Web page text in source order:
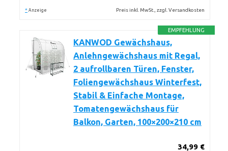
* Anzeige Preis inkl. MwSt., zzgl. Versandkosten
EMPFEHLUNG
KANWOD Gewächshaus,
Anlehngewächshaus mit Regal,
2 aufrollbaren Türen, Fenster,
Foliengewächshaus Winterfest,
Stabil & Einfache Montage,
Tomatengewächshaus für
Balkon, Garten, 100×200×210 cm
34,99 €